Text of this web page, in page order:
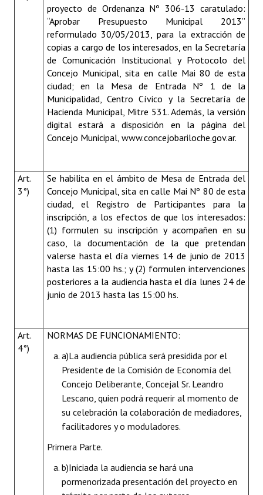
proyecto de Ordenanza Nº 306-13 caratulado:
“Aprobar Presupuesto Municipal 2013”
reformulado 30/05/2013, para la extracción de
copias a cargo de los interesados, en la Secretaría
de Comunicación Institucional y Protocolo del
Concejo Municipal, sita en calle Mai 80 de esta
ciudad; en la Mesa de Entrada Nº 1 de la
Municipalidad, Centro Cívico y la Secretaría de
Hacienda Municipal, Mitre 531. Además, la versión
digital estará a disposición en la página del
Concejo Municipal, www.concejobariloche.gov.ar.
Art.
3°)
Se habilita en el ámbito de Mesa de Entrada del
Concejo Municipal, sita en calle Mai Nº 80 de esta
ciudad, el Registro de Participantes para la
inscripción, a los efectos de que los interesados:
(1) formulen su inscripción y acompañen en su
caso, la documentación de la que pretendan
valerse hasta el día viernes 14 de junio de 2013
hasta las 15:00 hs.; y (2) formulen intervenciones
posteriores a la audiencia hasta el día lunes 24 de
junio de 2013 hasta las 15:00 hs.
Art.
4°)
NORMAS DE FUNCIONAMIENTO:
a)La audiencia pública será presidida por el
Presidente de la Comisión de Economía del
Concejo Deliberante, Concejal Sr. Leandro
Lescano, quien podrá requerir al momento de
su celebración la colaboración de mediadores,
facilitadores y o moduladores.
Primera Parte.
b)Iniciada la audiencia se hará una
pormenorizada presentación del proyecto en